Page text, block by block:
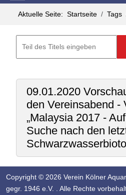
Aktuelle Seite: Startseite Tags
09.01.2020
den Vereinsabend -
„Malaysia 2017 -
Suche nach den
Copyright © 2026 Verein Kölner
gegr. 1946 e.V. . Alle Rechte